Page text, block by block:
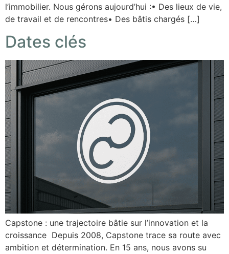
l’immobilier. Nous gérons aujourd’hui :• Des lieux de vie,
de travail et de rencontres• Des bâtis chargés […]
Dates clés
Capstone : une trajectoire bâtie sur l’innovation et la
croissance Depuis 2008, Capstone trace sa route avec
ambition et détermination. En 15 ans, nous avons su